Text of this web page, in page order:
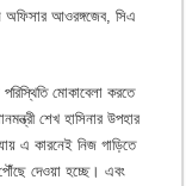
আওরঙ্গজেব, সিএ
মোকাবেলা করতে
শেখ হাসিনার উপহার
এ কারনেই নিজ গাড়িতে
দেওয়া হচ্ছে। এবং